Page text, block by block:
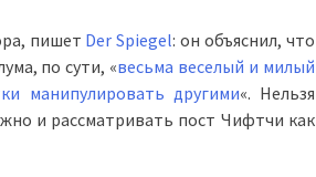
пишет Der Spiegel: он объяснил, что
по сути, «весьма веселый и милый
манипулировать другими«. Нельзя
и рассматривать пост Чифтчи как